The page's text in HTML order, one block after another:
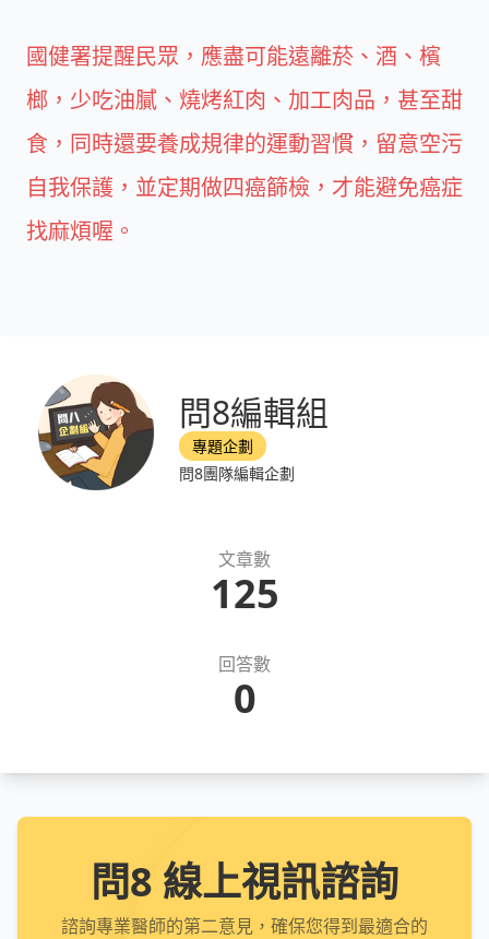
國健署提醒民眾，應盡可能遠離菸、酒、檳
榔，少吃油膩、燒烤紅肉、加工肉品，甚至甜
食，同時還要養成規律的運動習慣，留意空污
自我保護，並定期做四癌篩檢，才能避免癌症
找麻煩喔。
問8編輯組
專題企劃
問8團隊編輯企劃
文章數
125
回答數
0
問8 線上視訊諮詢
諮詢專業醫師的第二意見，確保您得到最適合的